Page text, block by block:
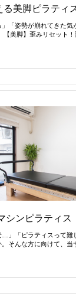
美脚ピラティ
」「姿勢が崩れてきた
【美脚】歪みリセット
シンピラティス
…」「ピラティスって
そんな方に向けて、当